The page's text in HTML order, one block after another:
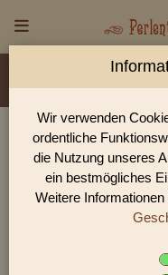
Material/Glassorte
Größen
Perlen Shop für
In unserem Perlen
Blüten &
Sie befinden
Wir verwenden
ordentliche
die Nutzung unseres
ein bestmögliches
Weitere